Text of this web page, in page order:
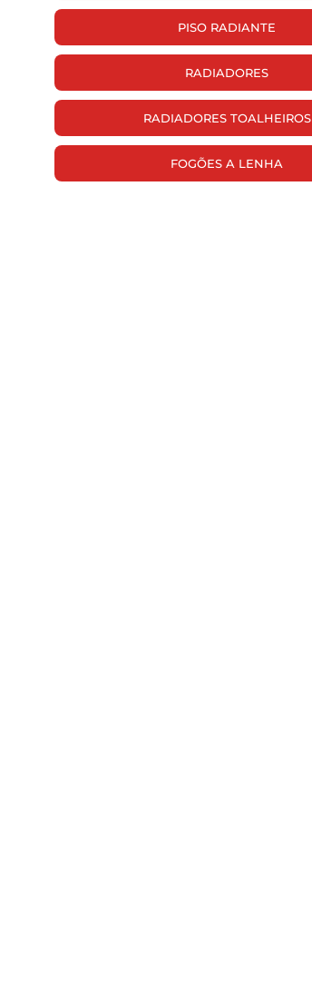
PISO RADIANTE
RADIADORES
RADIADORES TOALHEIROS
FOGÕES A LENHA